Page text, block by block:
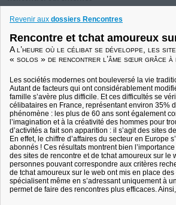
Revenir aux dossiers Rencontres
Rencontre et tchat amoureux
A l’heure où le célibat se développe, les
« solos » de rencontrer l’âme sœur grâce
Les sociétés modernes ont bouleversé la vie
Autant de facteurs qui ont considérablement
famille s’avère plus difficile. Et ces difficultés se
célibataires en France, représentant environ 35%
phénomène : les plus de 60 ans sont également
l’imagination et à la créativité des hommes pour
d’activités a fait son apparition : il s’agit des sites
En effet, le chiffre d’affaires du secteur en
abonnés ! Ces résultats montrent bien
des sites de rencontre et de tchat amoureux sur
personnes pouvant correspondre aux critères
de tchat amoureux sur le web ont mis en place
spécialisent même en s’adressant uniquement à
permet de faire des rencontres plus efficaces.